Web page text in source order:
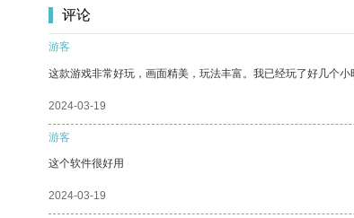
评论
游客
这款游戏非常好玩，画面精美，玩法丰富。我已经玩了好几个小
2024-03-19
游客
这个软件很好用
2024-03-19